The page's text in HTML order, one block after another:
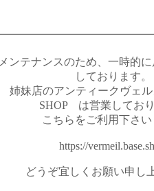
メンテナンスのため、一時的
しております。
姉妹店のアンティークヴェ
SHOP は営業しており
こちらをご利用下さい
https://
どうぞ宜しくお願い申し